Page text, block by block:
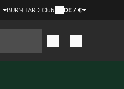
BURNHARD Club DE/€